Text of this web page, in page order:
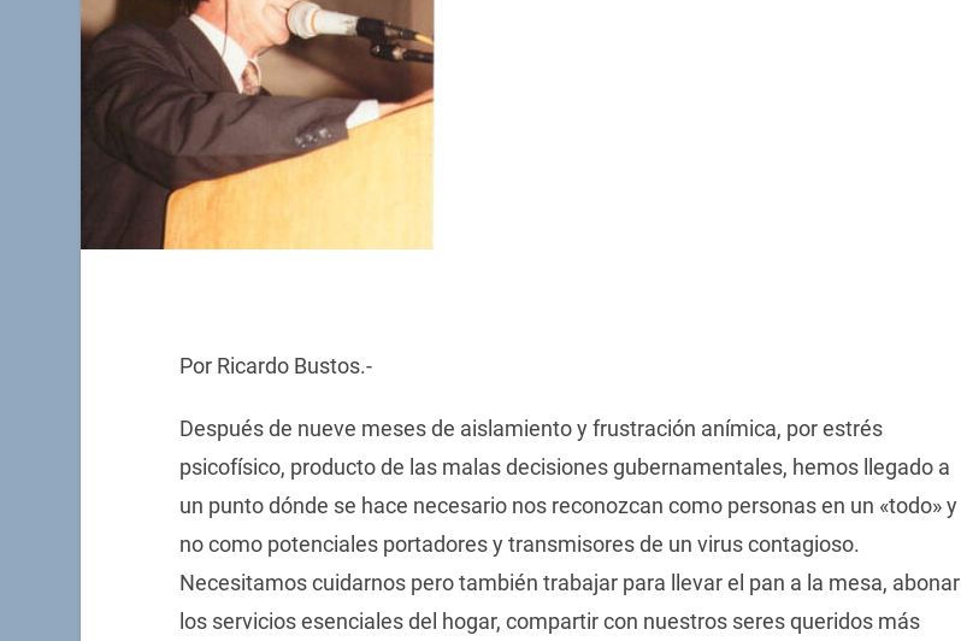
Por Ricardo Bustos.-
Después de nueve meses de aislamiento y frustración anímica, por estrés
psicofísico, producto de las malas decisiones gubernamentales, hemos llegado a
un punto dónde se hace necesario nos reconozcan como personas en un «todo» y
no como potenciales portadores y transmisores de un virus contagioso.
Necesitamos cuidarnos pero también trabajar para llevar el pan a la mesa, abonar
los servicios esenciales del hogar, compartir con nuestros seres queridos más